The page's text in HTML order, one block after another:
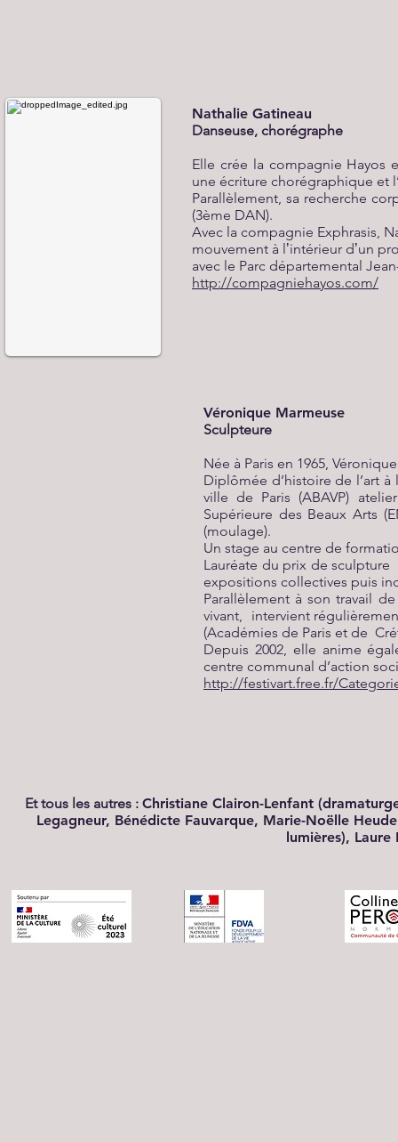
Nathalie Gatineau
Danseuse, chorégraphe
Elle crée la compagnie Hayos
une écriture chorégraphique et
Parallèlement, sa recherche
(3ème DAN).
Avec la compagnie Exphrasis,
mouvement à lʼintérieur dʼun
avec le Parc départemental
http://compagniehayos.com/
Véronique Marmeuse
Sculpteure
Née à Paris en 1965,
Diplômée d’histoire de l’art
ville de Paris (ABAVP)
Supérieure des Beaux Arts
(moulage).
Un stage au centre de
Lauréate du prix de sculpture
expositions collectives puis
Parallèlement à son travail
vivant, intervient
(Académies de Paris et de
Depuis 2002, elle anime
centre communal d’action
http://festivart.free.fr/
Et tous les autres : Christiane Clairon-Lenfant
Legagneur, Bénédicte Fauvarque, Marie-Noëlle
lumières),